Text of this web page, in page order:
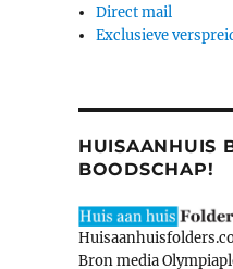
Direct mail
Exclusieve
HUISAANHUIS
BOODSCHAP!
Bron media